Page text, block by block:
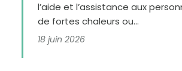
l’aide et l’assistance aux
de fortes chaleurs ou...
18 juin 2026